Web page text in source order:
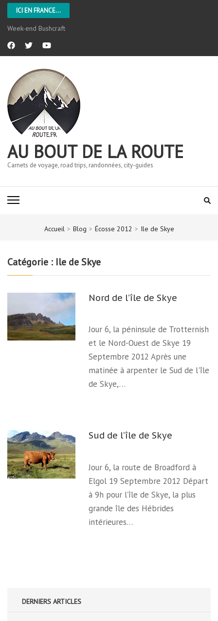
ICI EN FRANCE...
Week-end Bushcraft
AU BOUT DE LA ROUTE
Carnets de voyage, road trips, randonnées, city-guides
Accueil > Blog > Écosse 2012 > Ile de Skye
Catégorie : Ile de Skye
Nord de l’île de Skye
Jour 6, la péninsule de Trotternish
et le Nord-Ouest de Skye 19
Septembre 2012 Après une
matinée à arpenter le Sud de l'île
de Skye,…
Sud de l’île de Skye
Jour 6, la route de Broadford à
Elgol 19 Septembre 2012 Départ
à 9h pour l’île de Skye, la plus
grande île des Hébrides
intérieures…
DERNIERS ARTICLES